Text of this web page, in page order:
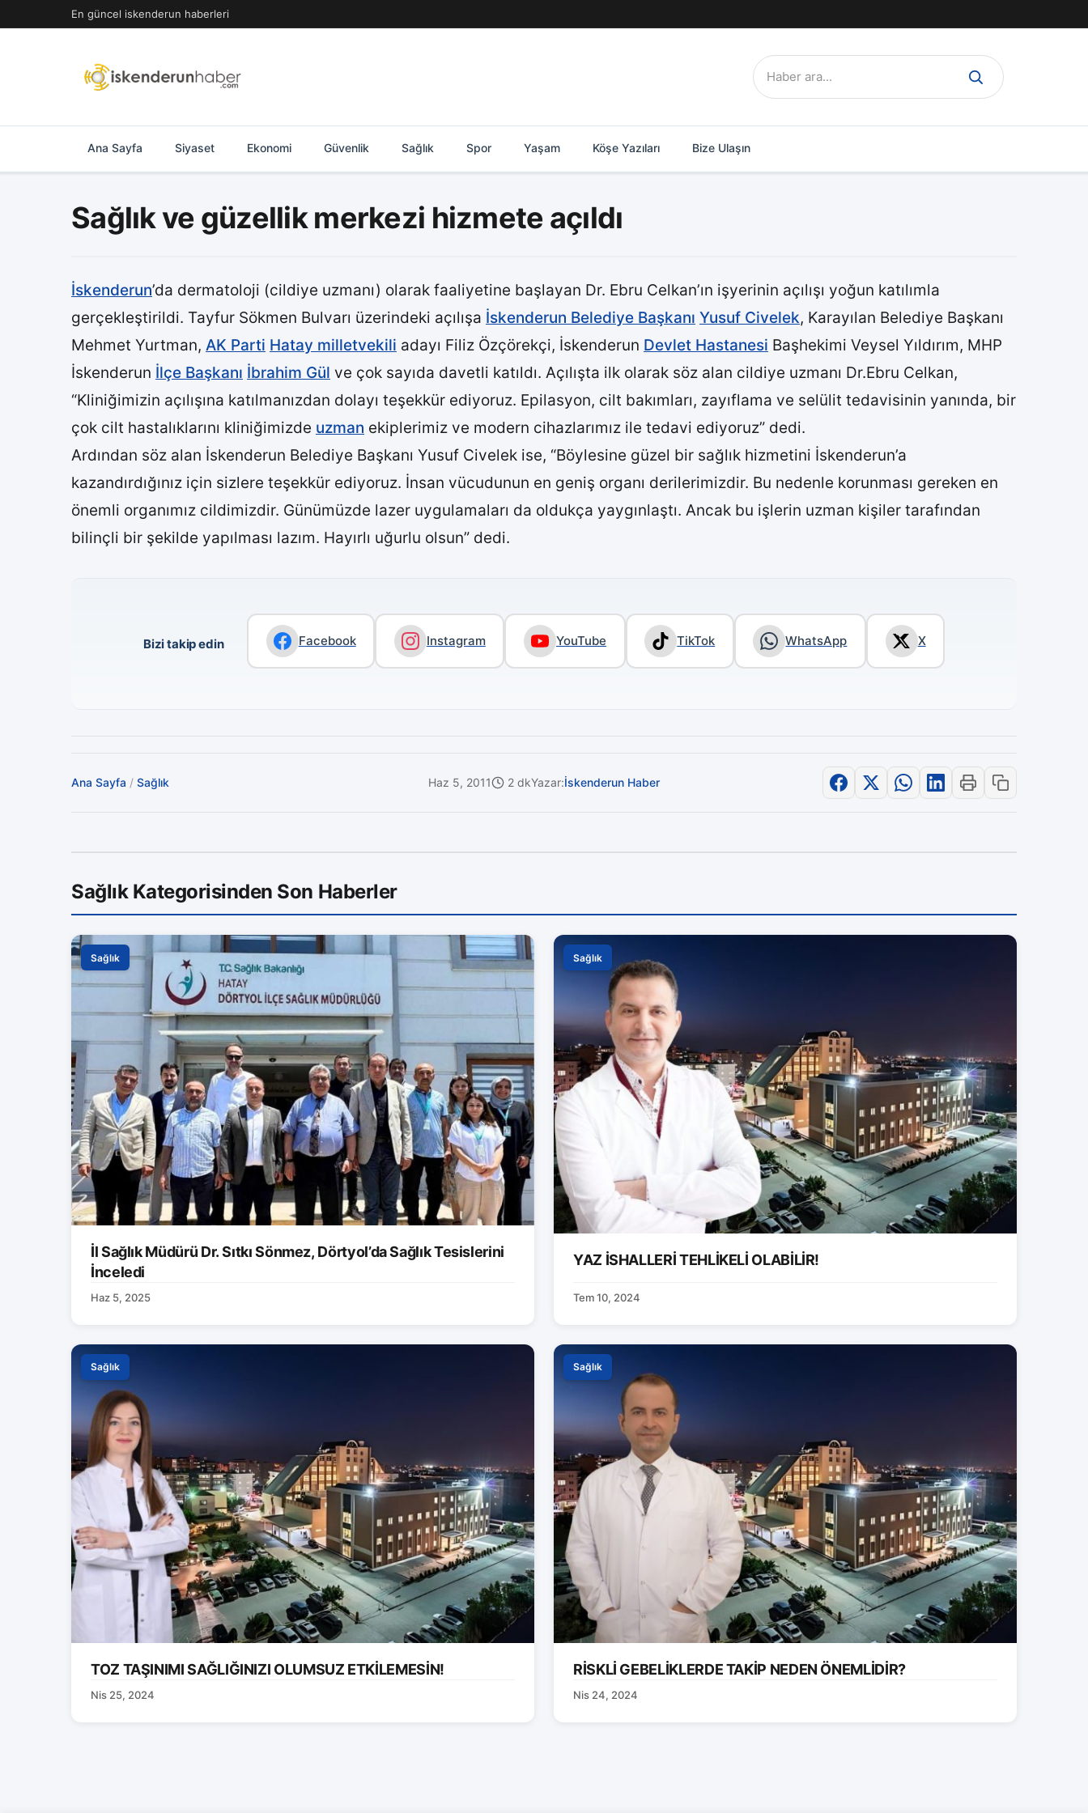
geç
En güncel iskenderun haberleri
Ara:
Ana Sayfa Siyaset Ekonomi Güvenlik Sağlık Spor Yaşam Köşe Yazıları Bize Ulaşın
Sağlık ve güzellik merkezi hizmete açıldı
İskenderun’da dermatoloji (cildiye uzmanı) olarak faaliyetine başlayan Dr. Ebru Celkan’ın işyerinin açılışı yoğun katılımla
gerçekleştirildi. Tayfur Sökmen Bulvarı üzerindeki açılışa İskenderun Belediye Başkanı Yusuf Civelek, Karayılan Belediye Başkanı
Mehmet Yurtman, AK Parti Hatay milletvekili adayı Filiz Özçörekçi, İskenderun Devlet Hastanesi Başhekimi Veysel Yıldırım, MHP
İskenderun İlçe Başkanı İbrahim Gül ve çok sayıda davetli katıldı. Açılışta ilk olarak söz alan cildiye uzmanı Dr.Ebru Celkan,
“Kliniğimizin açılışına katılmanızdan dolayı teşekkür ediyoruz. Epilasyon, cilt bakımları, zayıflama ve selülit tedavisinin yanında, bir
çok cilt hastalıklarını kliniğimizde uzman ekiplerimiz ve modern cihazlarımız ile tedavi ediyoruz” dedi.
Ardından söz alan İskenderun Belediye Başkanı Yusuf Civelek ise, “Böylesine güzel bir sağlık hizmetini İskenderun’a
kazandırdığınız için sizlere teşekkür ediyoruz. İnsan vücudunun en geniş organı derilerimizdir. Bu nedenle korunması gereken en
önemli organımız cildimizdir. Günümüzde lazer uygulamaları da oldukça yaygınlaştı. Ancak bu işlerin uzman kişiler tarafından
bilinçli bir şekilde yapılması lazım. Hayırlı uğurlu olsun” dedi.
Bizi takip edin Facebook Instagram YouTube TikTok WhatsApp X
Ana Sayfa / Sağlık Haz 5, 2011 2 dkYazar:İskenderun Haber
Sağlık Kategorisinden Son Haberler
Sağlık
İl Sağlık Müdürü Dr. Sıtkı Sönmez, Dörtyol’da Sağlık Tesislerini
İnceledi
Haz 5, 2025
Sağlık
YAZ İSHALLERİ TEHLİKELİ OLABİLİR!
Tem 10, 2024
Sağlık
TOZ TAŞINIMI SAĞLIĞINIZI OLUMSUZ ETKİLEMESİN!
Nis 25, 2024
Sağlık
RİSKLİ GEBELİKLERDE TAKİP NEDEN ÖNEMLİDİR?
Nis 24, 2024